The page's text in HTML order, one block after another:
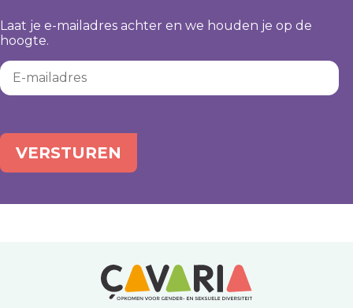
Laat je e-mailadres achter en we houden je op de
hoogte.
E-mailadres